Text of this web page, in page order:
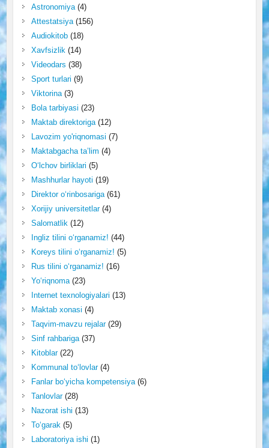
Astronomiya(4)
Attestatsiya(156)
Audiokitob(18)
Xavfsizlik (14)
Videodars (38)
Sport turlari (9)
Viktorina(3)
Bola tarbiyasi (23)
Maktab direktoriga(12)
Lavozim yo'riqnomasi (7)
Maktabgacha ta’lim (4)
O‘lchov birliklari (5)
Mashhurlar hayoti (19)
Direktor o‘rinbosariga(61)
Xorijiy universitetlar(4)
Salomatlik (12)
Ingliz tilini o‘rganamiz! (44)
Koreys tilini o‘rganamiz! (5)
Rus tilini o‘rganamiz! (16)
Yo‘riqnoma(23)
Internet texnologiyalari (13)
Maktab xonasi (4)
Taqvim-mavzu rejalar(29)
Sinf rahbariga(37)
Kitoblar(22)
Kommunal to‘lovlar(4)
Fanlar bo‘yicha kompetensiya(6)
Tanlovlar(28)
Nazorat ishi (13)
To‘garak (5)
Laboratoriya ishi (1)